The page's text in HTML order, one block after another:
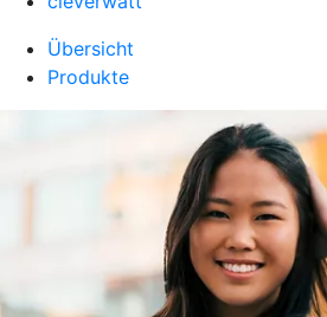
Übersicht
Produkte